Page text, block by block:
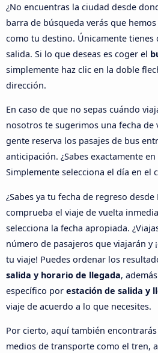
¿No encuentras la ciudad desde
barra de búsqueda verás que
como tu destino. Únicamente
salida. Si lo que deseas es coger el
simplemente haz clic en la doble
dirección.
En caso de que no sepas cuándo
nosotros te sugerimos una fecha de
gente reserva los pasajes de bus
anticipación. ¿Sabes exactamente
Simplemente selecciona el día en el
¿Sabes ya tu fecha de regreso desde
comprueba el viaje de vuelta
selecciona la fecha apropiada.
número de pasajeros que viajarán y
tu viaje! Puedes ordenar los
salida y horario de llegada,
específico por estación de salida y
viaje de acuerdo a lo que necesites.
Por cierto, aquí también
medios de transporte como el tren,